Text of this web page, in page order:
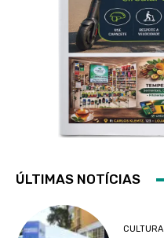
ÚLTIMAS NOTÍCIAS
CULTURA